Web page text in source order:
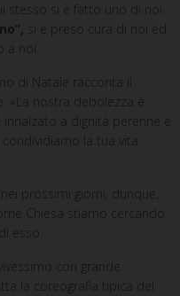
stesso si è fatto uno di noi
si è preso cura di noi ed
noi.
di Natale racconta il
nostra debolezza è
a dignità perenne e
la tua vita
prossimi giorni, dunque,
Chiesa stiamo cercando
esso.
con grande
la coreografia tipica del